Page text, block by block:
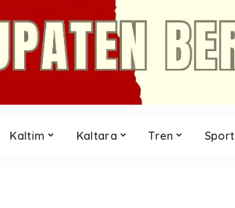
Kaltim Kaltara Tren Sport